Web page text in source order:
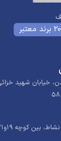
خیابان شهید
بین کوچه ۱۹و۲۱